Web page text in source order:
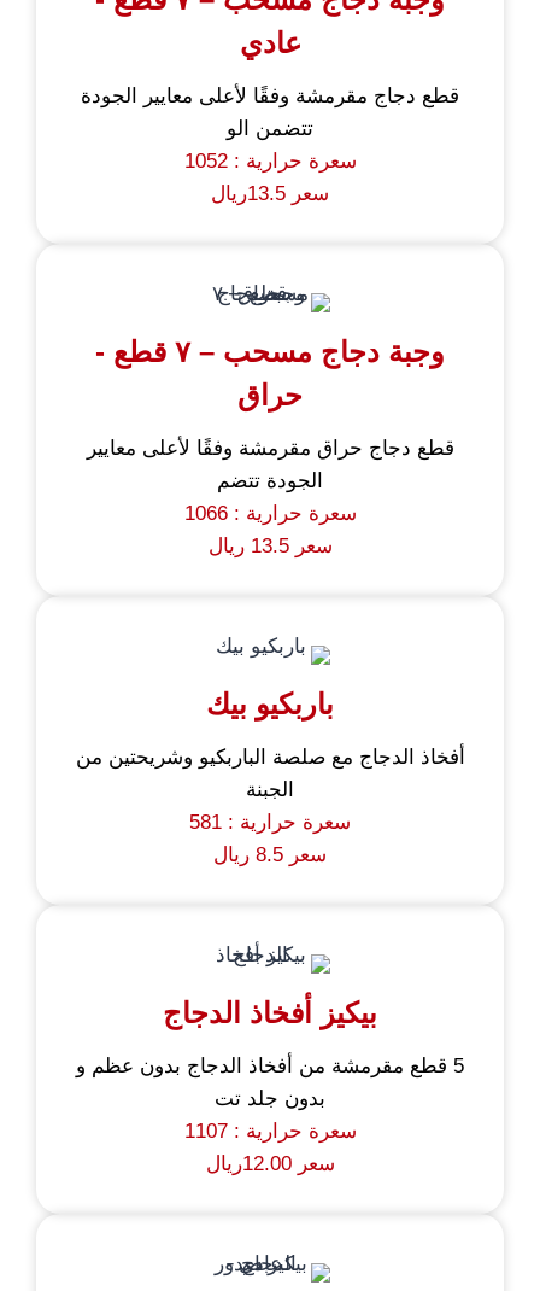
عادي
قطع دجاج مقرمشة وفقًا لأعلى معايير الجودة
تتضمن الو
سعرة حرارية : 1052
سعر 13.5ريال
وجبة دجاج مسحب – ٧ قطع -
حراق
قطع دجاج حراق مقرمشة وفقًا لأعلى معايير
الجودة تتضم
سعرة حرارية : 1066
سعر 13.5 ريال
باربكيو بيك
أفخاذ الدجاج مع صلصة الباربكيو وشريحتين من
الجبنة
سعرة حرارية : 581
سعر 8.5 ريال
بيكيز أفخاذ الدجاج
5 قطع مقرمشة من أفخاذ الدجاج بدون عظم و
بدون جلد تت
سعرة حرارية : 1107
سعر 12.00ريال